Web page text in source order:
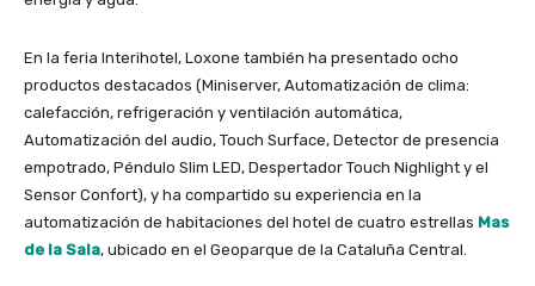
En la feria Interihotel, Loxone también ha presentado ocho
productos destacados (Miniserver, Automatización de clima:
calefacción, refrigeración y ventilación automática,
Automatización del audio, Touch Surface, Detector de presencia
empotrado, Péndulo Slim LED, Despertador Touch Nighlight y el
Sensor Confort), y ha compartido su experiencia en la
automatización de habitaciones del hotel de cuatro estrellas Mas
de la Sala, ubicado en el Geoparque de la Cataluña Central.